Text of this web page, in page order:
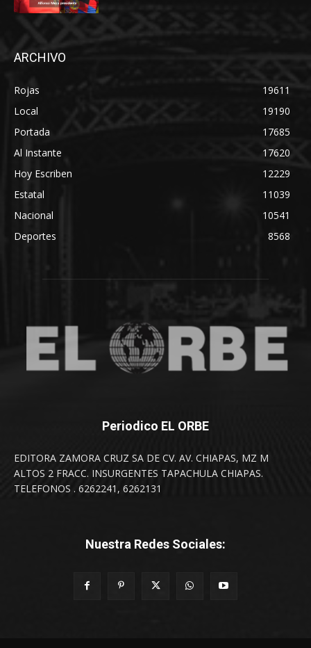
ARCHIVO
Rojas
19611
Local
19190
Portada
17685
Al Instante
17620
Hoy Escriben
12229
Estatal
11039
Nacional
10541
Deportes
8568
Periodico EL ORBE
EDITORA ZAMORA CRUZ SA DE CV. AV. CHIAPAS, MZ M
ALTOS 2 FRACC. INSURGENTES TAPACHULA CHIAPAS.
TELEFONOS . 6262241, 6262131
Nuestra Redes Sociales: